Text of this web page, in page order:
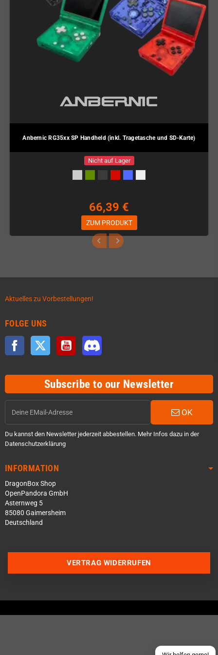
Anbernic RG35xx SP Handheld (inkl. Tragetasche und SD-Karte)
Nicht auf Lager
66,39 €
ZUM PRODUKT
Aktuelles zu Vorbestellungen!
FOLGE UNS
Facebook Twitter YouTube
Subscribe to our Newsletter
OK
Du kannst den Newsletter jederzeit abbestellen. Mehr Infos dazu in der
Datenschutzerklärung
INFORMATION
DragonBox Shop
OpenPandora GmbH
Asternweg 5
85080 Gaimersheim
Deutschland
Über WhatsApp schreiben
Schick uns eine eMail
VERTRAG WIDERRUFEN